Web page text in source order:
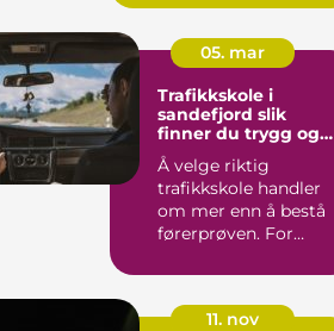
om tr...
05. mar
Trafikkskole i
sandefjord slik
finner du trygg og
effektiv opplæring
Å velge riktig
trafikkskole handler
om mer enn å bestå
førerprøven. For
møte m...
11. nov